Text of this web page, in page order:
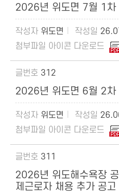
2026년 위도면 7월 1차
위도면
312
2026년 위도면 6월 2차
위도면
311
2026년 위도해수욕장
제근로자 채용 추가 공고